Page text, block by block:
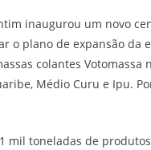
inaugurou um novo
o plano de expansão da
colantes Votomassa
Médio Curu e Ipu.
mil toneladas de